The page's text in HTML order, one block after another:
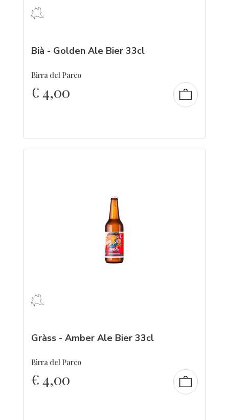
Bià - Golden Ale Bier 33cl
Birra del Parco
€4,00
Gràss - Amber Ale Bier 33cl
Birra del Parco
€4,00